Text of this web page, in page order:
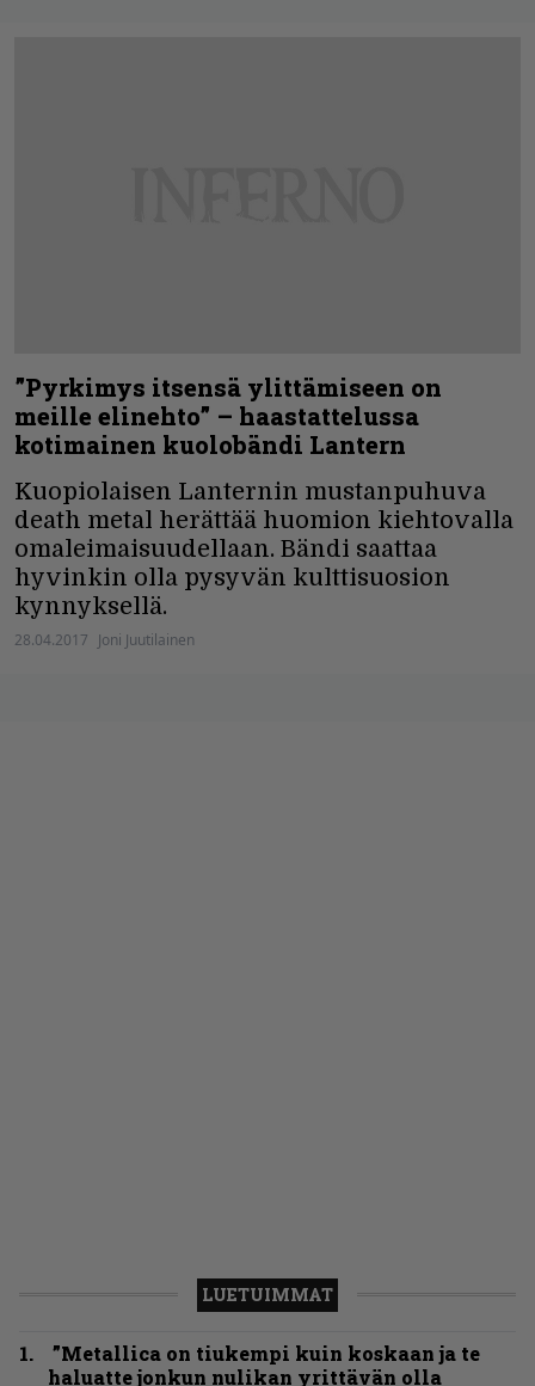
”Pyrkimys itsensä ylittämiseen on
meille elinehto” – haastattelussa
kotimainen kuolobändi Lantern
Kuopiolaisen Lanternin mustanpuhuva
death metal herättää huomion kiehtovalla
omaleimaisuudellaan. Bändi saattaa
hyvinkin olla pysyvän kulttisuosion
kynnyksellä.
28.04.2017 Joni Juutilainen
LUETUIMMAT
”Metallica on tiukempi kuin koskaan ja te
haluatte jonkun nulikan yrittävän olla